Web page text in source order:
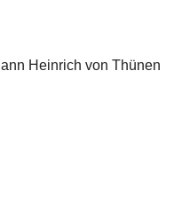
Heinrich von Thünen